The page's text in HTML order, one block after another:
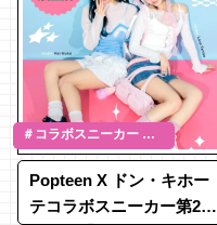
＃コラボスニーカー ＃
スニーカー
Popteen X ドン・キホー
テコラボスニーカー第2弾